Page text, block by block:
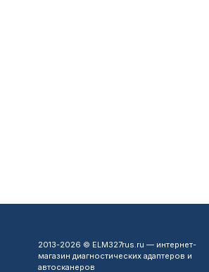
2013-2026 © ELM327rus.ru — интернет-
магазин диагностических адаптеров и
автосканеров